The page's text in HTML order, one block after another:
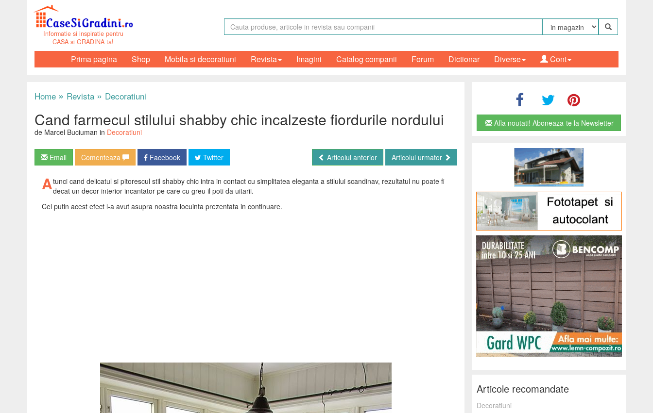
Informatie si inspiratie pentru
CASA si GRADINA ta!
Prima pagina Shop Mobila si decoratiuni Revista Imagini Catalog companii Forum Dictionar Cont
Diverse
Home » Revista » Decoratiuni
Cand farmecul stilului shabby chic incalzeste fiordurile nordului
de Marcel Buciuman in Decoratiuni
Email Comenteaza Facebook Twitter Articolul anterior Articolul urmator
Atunci cand delicatul si pitorescul stil shabby chic intra in contact cu simplitatea eleganta a stilului scandinav, rezultatul nu poate fi
decat un decor interior incantator pe care cu greu il poti da uitarii.
Cel putin acest efect l-a avut asupra noastra locuinta prezentata in continuare.
Afla noutati! Aboneaza-te la Newsletter
Articole recomandate
Decoratiuni